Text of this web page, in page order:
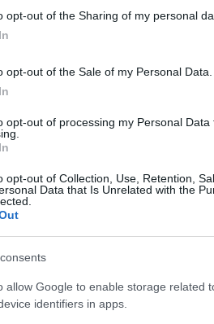
opt-out of the Sharing of my personal
opt-out of the Sale of my Personal Data.
opt-out of processing my Personal Data
opt-out of Collection, Use, Retention,
Data that Is Unrelated with the
allow Google to enable storage related
identifiers in apps.
az Európába érkező nem
dízelt vásárolt Európa az idei év
Moszkvát az Ukrajna
Az Európai Unió
A tervezett bojkottot nehezíti az
olajfinomítók miatt a Vortexa
az orosz olajra